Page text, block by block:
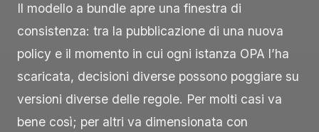
Il modello a bundle apre una finestra di
consistenza: tra la pubblicazione di una nuova
policy e il momento in cui ogni istanza OPA l’ha
scaricata, decisioni diverse possono poggiare su
versioni diverse delle regole. Per molti casi va
bene così; per altri va dimensionata con